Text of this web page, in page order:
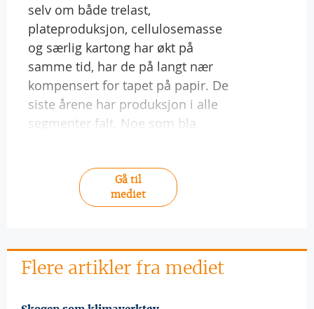
selv om både trelast,
plateproduksjon, cellulosemasse
og særlig kartong har økt på
samme tid, har de på langt nær
kompensert for tapet på papir. De
siste årene har produksjon i alle
segmenter falt. Noe som bla
Gå til
mediet
Flere artikler fra mediet